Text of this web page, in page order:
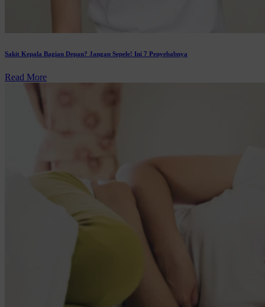
Sakit Kepala Bagian Depan? Jangan Sepele! Ini 7 Penyebabnya
Read More